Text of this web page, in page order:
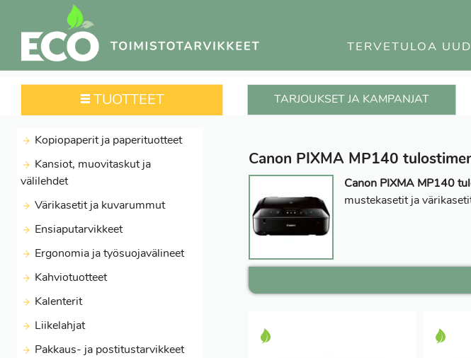
TERVETULOA
TUOTTEET TARJOUKSET JA KAMPANJAT
Kopiopaperit ja paperituotteet
Kansiot, muovitaskut ja
välilehdet
Värikasetit ja kuvarummut
Ensiaputarvikkeet
Ergonomia ja työsuojavälineet
Kahviotuotteet
Kalenterit
Liikelahjat
Pakkaus- ja postitustarvikkeet
Canon PIXMA MP140
Canon PIXMA MP140
mustekasetit ja